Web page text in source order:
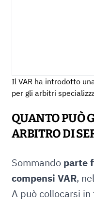
Il VAR ha introdotto
per gli arbitri
QUANTO PUÒ
ARBITRO DI
Sommando parte
compensi VAR,
A può collocarsi